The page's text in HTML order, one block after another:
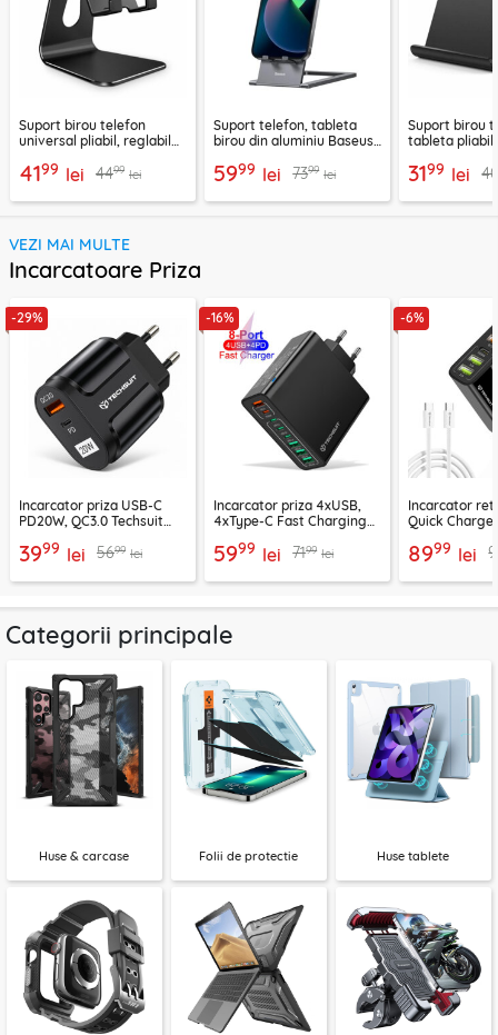
Suport birou telefon
universal pliabil, reglabil
negru
4199 lei 4499 lei
Suport telefon, tableta
birou din aluminiu Baseus,
5999 lei 7399 lei
Suport birou
tableta pliabil
3199 lei
VEZI MAI MULTE
Incarcatoare Priza
-29%
Incarcator priza USB-C
PD20W, QC3.0 Techsuit
CHPD038
3999 lei 5699 lei
-16%
Incarcator priza 4xUSB,
4xType-C Fast Charging
negru, CHPD224
5999 lei 7199 lei
-6%
Incarcator
Quick Charge
CHC2
8999 lei
Categorii principale
Huse & carcase Folii de protectie Huse tablete